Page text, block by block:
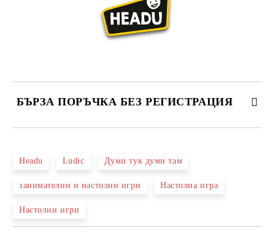
БЪРЗА ПОРЪЧКА БЕЗ РЕГИСТРАЦИЯ
Headu Ludic Думи тук думи там
занимателни и настолни игри Настолна игра
Настолни игри